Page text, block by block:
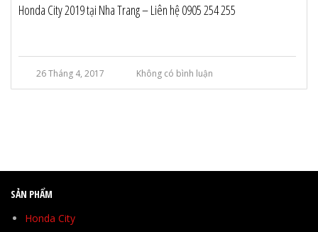
Honda City 2019 tại Nha Trang – Liên hệ 0905 254 255
26 Tháng 4, 2017 Không có bình luận
SẢN PHẨM
Honda City